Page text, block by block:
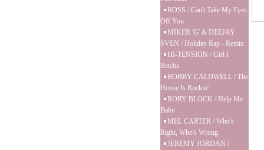
ROSS / Can't Take My Eyes
Off You
MIKER 'G' & DEEJAY
SVEN / Holiday Rap - Remix
HI-TENSION / Girl I
Betcha
BOBBY CALDWELL / The
House Is Rockin'
RORY BLOCK / Help Me
Baby
MEL CARTER / Who's
Right, Who's Wrong
JEREMY JORDAN /